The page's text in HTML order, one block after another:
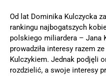
Od lat Dominika Kulczycka
rankingu najbogatszych
polskiego miliardera – Jana
prowadziła interesy razem
Kulczykiem. Jednak podjęli
rozdzielić, a swoje interesy